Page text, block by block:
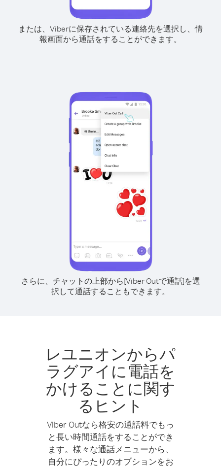
または、Viberに保存されている連絡先を選択し、情
報画面から通話をすることができます。
さらに、チャットの上部から[Viber Outで通話]を選
択して通話することもできます。
レユニオンからパ
ラグアイに電話を
かけることに関す
るヒント
Viber Outなら格安の通話料でもっ
と長い時間通話をすることができ
ます。様々な通話メニューから、
自分にぴったりのオプションをお